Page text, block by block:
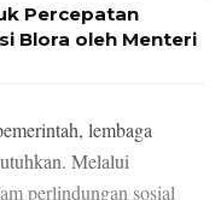
Percepatan
Blora oleh Menteri
lembaga
Melalui
perlindungan sosial